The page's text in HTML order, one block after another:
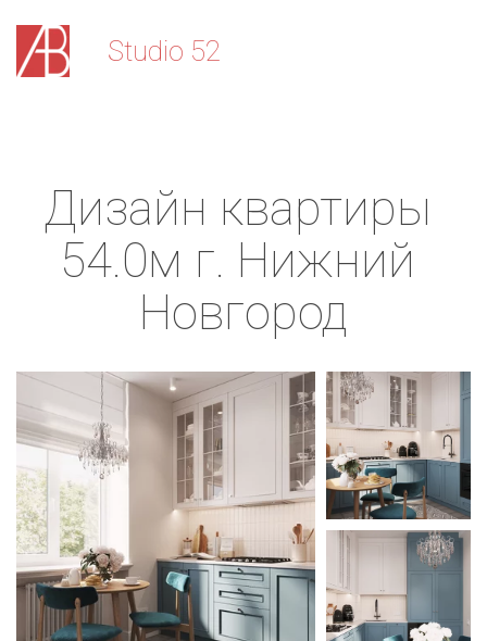
Stu­­­­dio 52
Дизайн квартиры
54.0м г. Нижний
Новгород